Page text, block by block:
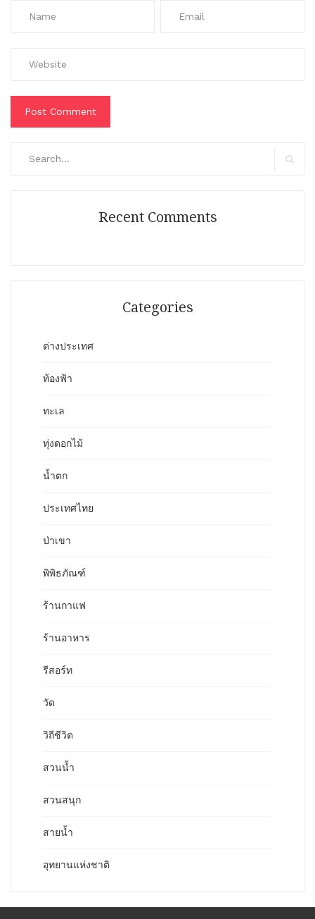
Recent Comments
Categories
ต่างประเทศ
ท้องฟ้า
ทะเล
ทุ่งดอกไม้
น้ำตก
ประเทศไทย
ป่าเขา
พิพิธภัณฑ์
ร้านกาแฟ
ร้านอาหาร
รีสอร์ท
วัด
วิถีชีวิต
สวนน้ำ
สวนสนุก
สายน้ำ
อุทยานแห่งชาติ